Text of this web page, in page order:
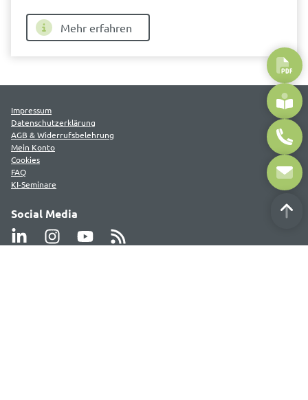
Mehr erfahren
Impressum
Datenschutzerklärung
AGB & Widerrufsbelehrung
Mein Konto
Cookies
FAQ
KI-Seminare
Social Media